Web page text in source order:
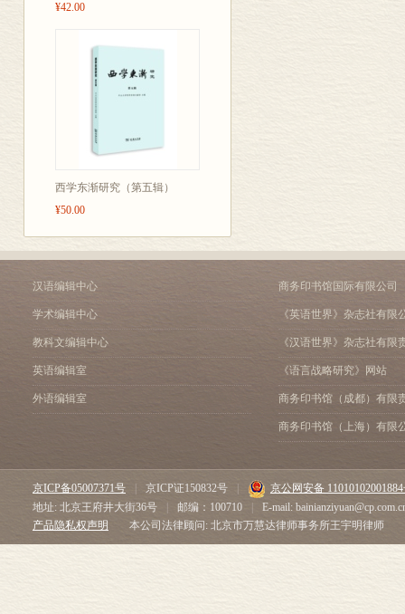
¥42.00
西学东渐研究（第五辑）
¥50.00
汉语编辑中心
学术编辑中心
教科文编辑中心
英语编辑室
外语编辑室
商务印书馆国际有限公司
《英语世界》杂志社有限
《汉语世界》杂志社有限
《语言战略研究》网站
商务印书馆（成都）有限
商务印书馆（上海）有限
京ICP备05007371号 京ICP证150832号
京公网安备
地址: 北京王府井大街36号
邮编：100710
E-mail:
产品隐私权声明
本公司法律顾问: 北京市万慧达律师事务所王宇明律师